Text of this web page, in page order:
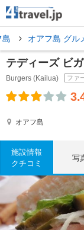
島 オアフ島 グル
テディーズ ビ
Burgers (Kailua)
ファ
オアフ島
施設情報
クチコミ
写